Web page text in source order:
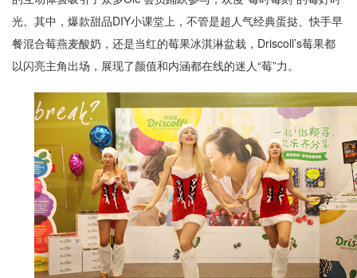
光。其中，爆款甜品DIY小课堂上，不管是超人气经典蛋挞、快手早
餐混合莓燕麦酸奶，还是当红的莓果冰淇淋盆栽，Driscoll’s莓果都
以闪亮主角出场，展现了颜值和内涵都在线的迷人“莓”力。